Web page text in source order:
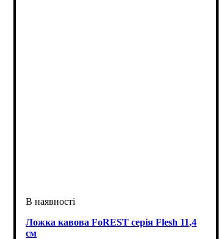
Ложка кавова FoREST серія Flesh 11,4
см